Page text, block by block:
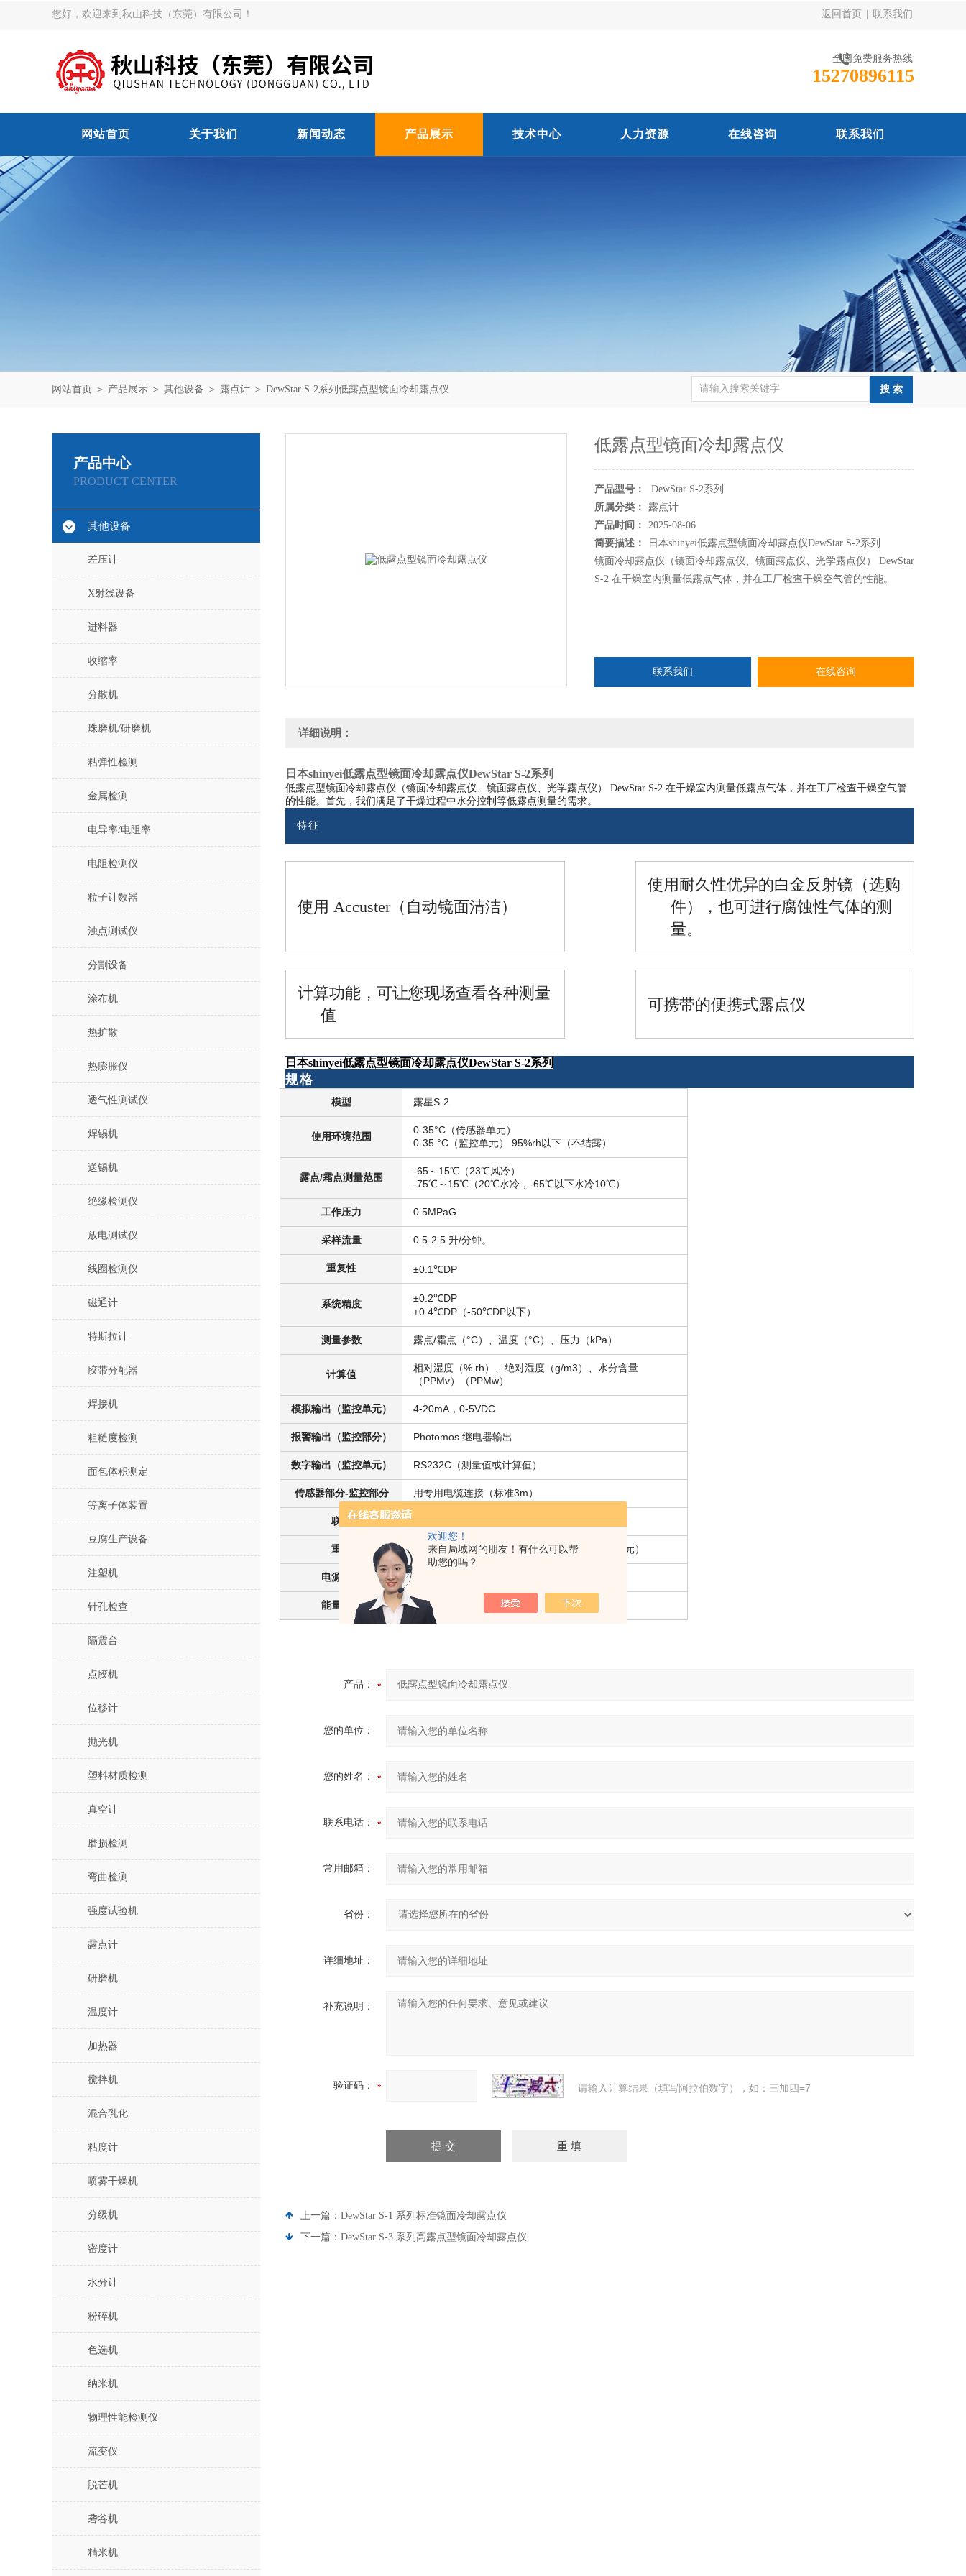
欢迎您！
来自局域网的朋友！有什么可以帮
助您的吗？
您好，欢迎来到秋山科技（东莞）有限公司！ 返回首页 联系我们
全国免费服务热线
15270896115
网站首页 关于我们 新闻动态 产品展示 技术中心 人力资源 在线咨询 联系我们
网站首页 ＞ 产品展示 ＞ 其他设备 ＞ 露点计 ＞ DewStar S-2系列低露点型镜面冷却露点仪
产品中心
PRODUCT CENTER
其他设备
差压计
X射线设备
进料器
收缩率
分散机
珠磨机/研磨机
粘弹性检测
金属检测
电导率/电阻率
电阻检测仪
粒子计数器
浊点测试仪
分割设备
涂布机
热扩散
热膨胀仪
透气性测试仪
焊锡机
送锡机
绝缘检测仪
放电测试仪
线圈检测仪
磁通计
特斯拉计
胶带分配器
焊接机
粗糙度检测
面包体积测定
等离子体装置
豆腐生产设备
注塑机
针孔检查
隔震台
点胶机
位移计
抛光机
塑料材质检测
真空计
磨损检测
弯曲检测
强度试验机
露点计
研磨机
温度计
加热器
搅拌机
混合乳化
粘度计
喷雾干燥机
分级机
密度计
水分计
粉碎机
色选机
纳米机
物理性能检测仪
流变仪
脱芒机
砻谷机
精米机
低露点型镜面冷却露点仪
产品型号：
DewStar S-2系列
所属分类：
露点计
产品时间：
2025-08-06
简要描述：
日本shinyei低露点型镜面冷却露点仪DewStar S-2系列
镜面冷却露点仪（镜面冷却露点仪、镜面露点仪、光学露点仪） DewStar
S-2 在干燥室内测量低露点气体，并在工厂检查干燥空气管的性能。
联系我们 在线咨询
详细说明：
日本shinyei低露点型镜面冷却露点仪DewStar S-2系列
低露点型镜面冷却露点仪（镜面冷却露点仪、镜面露点仪、光学露点仪） DewStar S-2 在干燥室内测量低露点气体，并在工厂检查干燥空气管
的性能。首先，我们满足了干燥过程中水分控制等低露点测量的需求。
特征
使用 Accuster（自动镜面清洁）
使用耐久性优异的白金反射镜（选购
件），也可进行腐蚀性气体的测
量。
计算功能，可让您现场查看各种测量
值
可携带的便携式露点仪
日本shinyei低露点型镜面冷却露点仪DewStar S-2系列
规格
模型 露星S-2
使用环境范围
0-35°C（传感器单元）
0-35 °C（监控单元） 95%rh以下（不结露）
露点/霜点测量范围
-65～15℃（23℃风冷）
-75℃～15℃（20℃水冷，-65℃以下水冷10℃）
工作压力 0.5MPaG
采样流量 0.5-2.5 升/分钟。
重复性 ±0.1℃DP
系统精度
±0.2℃DP
±0.4℃DP（-50℃DP以下）
测量参数 露点/霜点（°C）、温度（°C）、压力（kPa）
计算值
相对湿度（% rh）、绝对湿度（g/m3）、水分含量
（PPMv）（PPMw）
模拟输出（监控单元） 4-20mA，0-5VDC
报警输出（监控部分） Photomos 继电器输出
数字输出（监控单元） RS232C（测量值或计算值）
传感器部分-监控部分 用专用电缆连接（标准3m）
联系
重量 约 10.0 kg（传感器单元） 约 0.5 kg（监视器单元）
电源供应
能量消耗 约200W
产品：
您的单位：
您的姓名：
联系电话：
常用邮箱：
省份：
详细地址：
补充说明：
验证码： 请输入计算结果（填写阿拉伯数字），如：三加四=7
上一篇： DewStar S-1 系列标准镜面冷却露点仪
下一篇： DewStar S-3 系列高露点型镜面冷却露点仪